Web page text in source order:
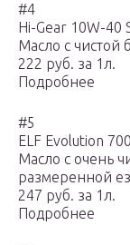
#4
Hi-Gear 10W-40
Масло с чистой
222 руб. за 1л.
Подробнее
#5
ELF Evolution
Масло с очень
размеренной
247 руб. за 1л.
Подробнее